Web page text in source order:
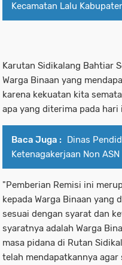
Kecamatan Lalu
Karutan Sidikalang Bahtiar
Warga Binaan yang
karena kekuatan kita
apa yang diterima pada hari
Baca Juga : Dinas
Ketenagakerjaan Non
"Pemberian Remisi ini
kepada Warga Binaan yang
sesuai dengan syarat dan
syaratnya adalah Warga
masa pidana di Rutan
telah mendapatkannya